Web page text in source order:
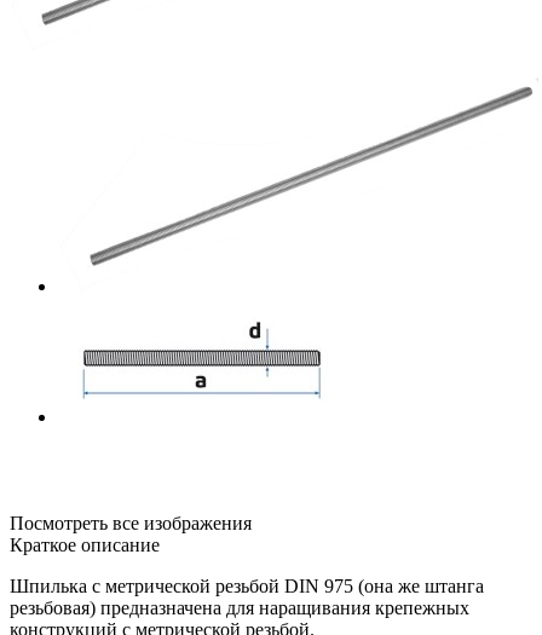
Посмотреть все изображения
Краткое описание
Шпилька с метрической резьбой DIN 975 (она же штанга
резьбовая) предназначена для наращивания крепежных
конструкций с метрической резьбой.